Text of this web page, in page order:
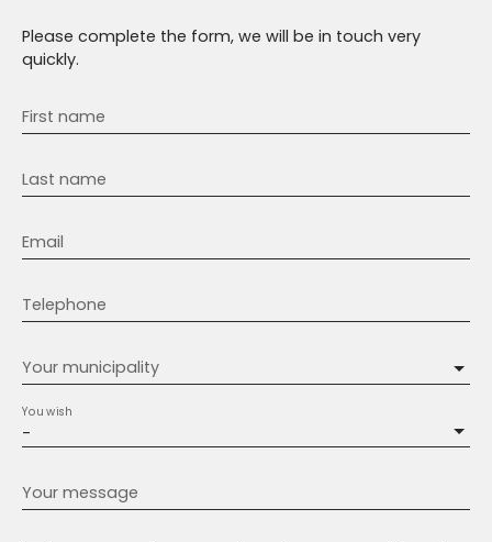
Please complete the form, we will be in touch very
quickly.
First name
Last name
Email
Telephone
Your municipality
-
You wish
Your message